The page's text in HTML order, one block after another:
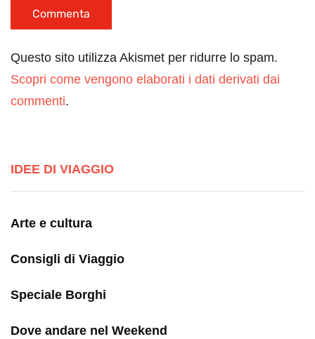
Questo sito utilizza Akismet per ridurre lo spam.
Scopri come vengono elaborati i dati derivati dai
commenti.
IDEE DI VIAGGIO
Arte e cultura
Consigli di Viaggio
Speciale Borghi
Dove andare nel Weekend